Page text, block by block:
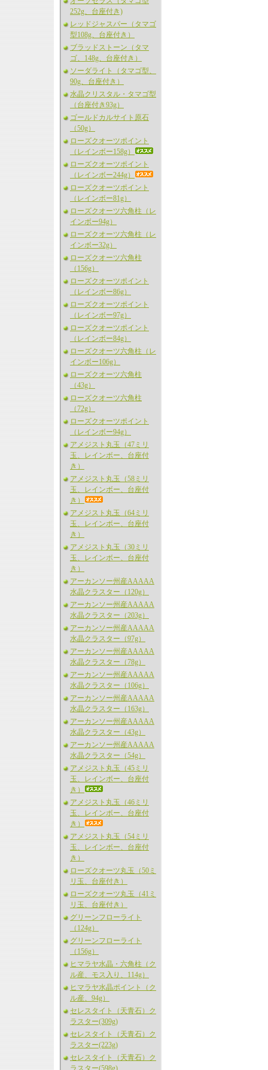
252g、台座付き)
レッドジャスパー（タマゴ
型108g、台座付き）
ブラッドストーン（タマ
ゴ、148g、台座付き）
ソーダライト（タマゴ型、
90g、台座付き）
水晶クリスタル・タマゴ型
（台座付き93g）
ゴールドカルサイト原石
（50g）
ローズクオーツポイント
（レインボー158g）
ローズクオーツポイント
（レインボー244g）
ローズクオーツポイント
（レインボー81g）
ローズクオーツ六角柱（レ
インボー94g）
ローズクオーツ六角柱（レ
インボー32g）
ローズクオーツ六角柱
（156g）
ローズクオーツポイント
（レインボー86g）
ローズクオーツポイント
（レインボー97g）
ローズクオーツポイント
（レインボー84g）
ローズクオーツ六角柱（レ
インボー106g）
ローズクオーツ六角柱
（43g）
ローズクオーツ六角柱
（72g）
ローズクオーツポイント
（レインボー94g）
アメジスト丸玉（47ミリ
玉、レインボー、台座付
き）
アメジスト丸玉（58ミリ
玉、レインボー、台座付
き）
アメジスト丸玉（64ミリ
玉、レインボー、台座付
き）
アメジスト丸玉（30ミリ
玉、レインボー、台座付
き）
アーカンソー州産AAAAA
水晶クラスター（120g）
アーカンソー州産AAAAA
水晶クラスター（203g）
アーカンソー州産AAAAA
水晶クラスター（97g）
アーカンソー州産AAAAA
水晶クラスター（78g）
アーカンソー州産AAAAA
水晶クラスター（106g）
アーカンソー州産AAAAA
水晶クラスター（163g）
アーカンソー州産AAAAA
水晶クラスター（43g）
アーカンソー州産AAAAA
水晶クラスター（54g）
アメジスト丸玉（45ミリ
玉、レインボー、台座付
き）
アメジスト丸玉（46ミリ
玉、レインボー、台座付
き）
アメジスト丸玉（54ミリ
玉、レインボー、台座付
き）
ローズクオーツ丸玉（50ミ
リ玉、台座付き）
ローズクオーツ丸玉（41ミ
リ玉、台座付き）
グリーンフローライト
（124g）
グリーンフローライト
（156g）
ヒマラヤ水晶・六角柱（ク
ル産、モス入り、114g）
ヒマラヤ水晶ポイント（ク
ル産、94g）
セレスタイト（天青石）ク
ラスター(309g)
セレスタイト（天青石）ク
ラスター(223g)
セレスタイト（天青石）ク
ラスター(598g)